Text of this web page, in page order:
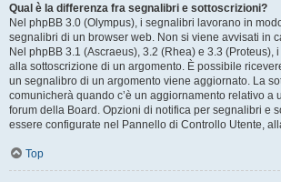
Qual è la differenza fra segnalibri e sottoscrizioni?
Nel phpBB 3.0 (Olympus), i segnalibri lavorano in
segnalibri di un browser web. Non si viene avvisati in
Nel phpBB 3.1 (Ascraeus), 3.2 (Rhea) e 3.3 (Proteus),
alla sottoscrizione di un argomento. È possibile
un segnalibro di un argomento viene aggiornato. La
comunicherà quando c’è un aggiornamento relativo a
forum della Board. Opzioni di notifica per segnalibri e
essere configurate nel Pannello di Controllo Utente,
Top